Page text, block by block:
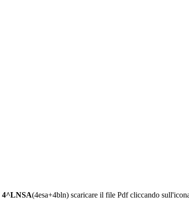
4^LNSA(4esa+4bln) scaricare il file Pdf cliccando